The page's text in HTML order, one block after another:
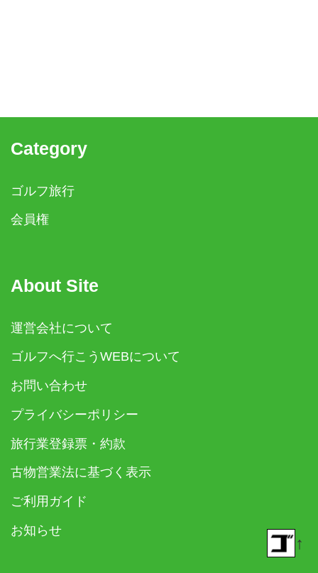
Category
ゴルフ旅行
会員権
About Site
運営会社について
ゴルフへ行こうWEBについて
お問い合わせ
プライバシーポリシー
旅行業登録票・約款
古物営業法に基づく表示
ご利用ガイド
お知らせ
↑